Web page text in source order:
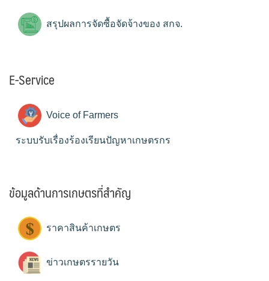
สรุปผลการจัดซื้อจัดจ้างของ สกจ.
E-Service
Voice of Farmers
ระบบรับเรื่องร้องเรียนปัญหาเกษตรกร
ข้อมูลด้านการเกษตรที่สำคัญ
ราคาสินค้าเกษตร
ข่าวเกษตรรายวัน